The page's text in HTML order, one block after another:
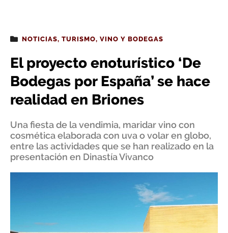
NOTICIAS, TURISMO, VINO Y BODEGAS
El proyecto enoturístico ‘De
Bodegas por España’ se hace
realidad en Briones
Una fiesta de la vendimia, maridar vino con
cosmética elaborada con uva o volar en globo,
entre las actividades que se han realizado en la
presentación en Dinastía Vivanco